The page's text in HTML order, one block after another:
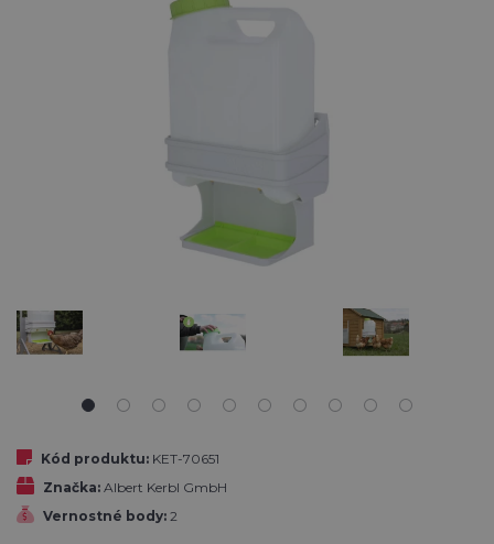
Kód produktu: KET-70651
Značka: Albert Kerbl GmbH
Vernostné body: 2